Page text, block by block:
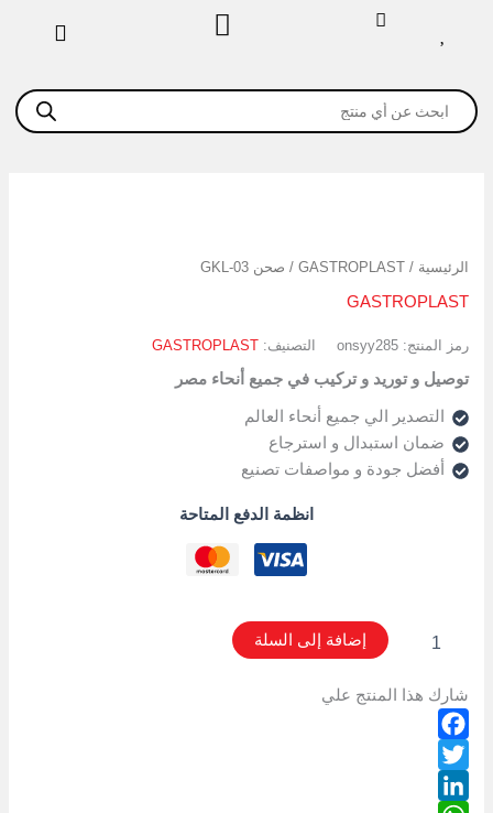
Products
search
الرئيسية /
GASTROPLAST / صحن GKL-03
GASTROPLAST
رمز المنتج:onsyy285 التصنيف:GASTROPLAST
توصيل و توريد و تركيب في جميع أنحاء مصر
التصدير الي جميع أنحاء العالم
ضمان استبدال و استرجاع
أفضل جودة و مواصفات تصنيع
انظمة الدفع المتاحة
03
إضافة إلى السلة
شارك هذا المنتج علي
Facebook
Twitter